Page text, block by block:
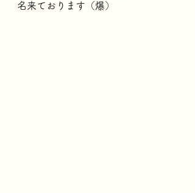
名来ております（爆）